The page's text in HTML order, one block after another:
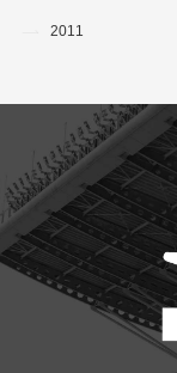
2011